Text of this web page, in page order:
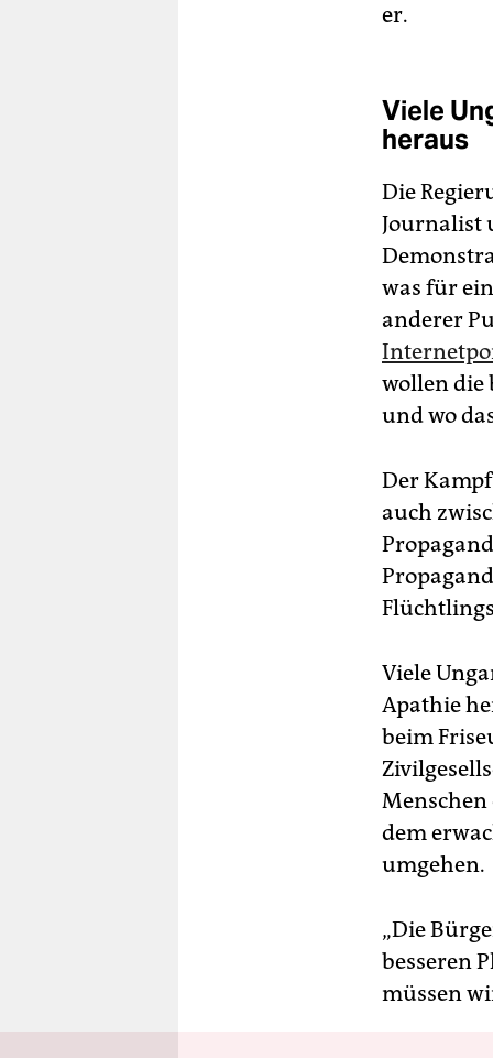
er.
Viele
heraus
Die
Journalist
was für
anderer
wollen die
und wo
Der
auch
Viele
Apathie
beim
Menschen
dem
umgehen.
„Die
besseren
müssen